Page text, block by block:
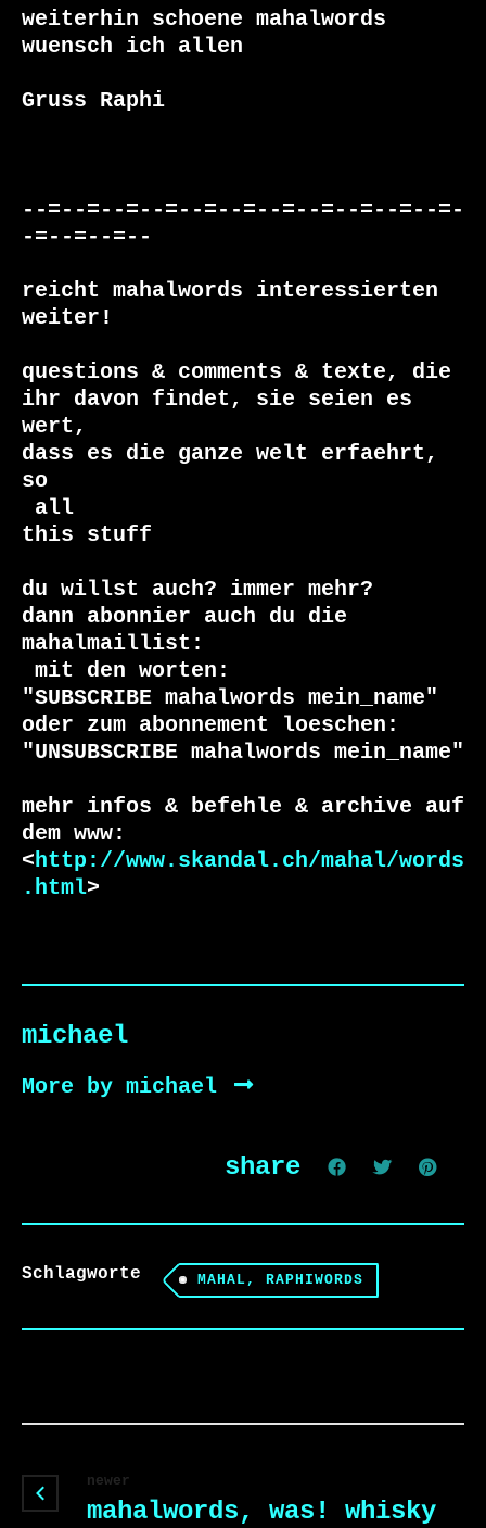
weiterhin schoene mahalwords
wuensch ich allen
Gruss Raphi
--=--=--=--=--=--=--=--=--=--=--=-
-=--=--=--
reicht mahalwords interessierten
weiter!
questions & comments & texte, die
ihr davon findet, sie seien es
wert,
dass es die ganze welt erfaehrt,
this stuff
du willst auch? immer mehr?
dann abonnier auch du die
"SUBSCRIBE mahalwords mein_name"
oder zum abonnement loeschen:
"UNSUBSCRIBE mahalwords mein_name"
mehr infos & befehle & archive auf
dem www:
<http://www.skandal.ch/mahal/words
.html>
michael
More by michael
share
Schlagworte MAHAL, RAPHIWORDS
newer
mahalwords, was! whisky